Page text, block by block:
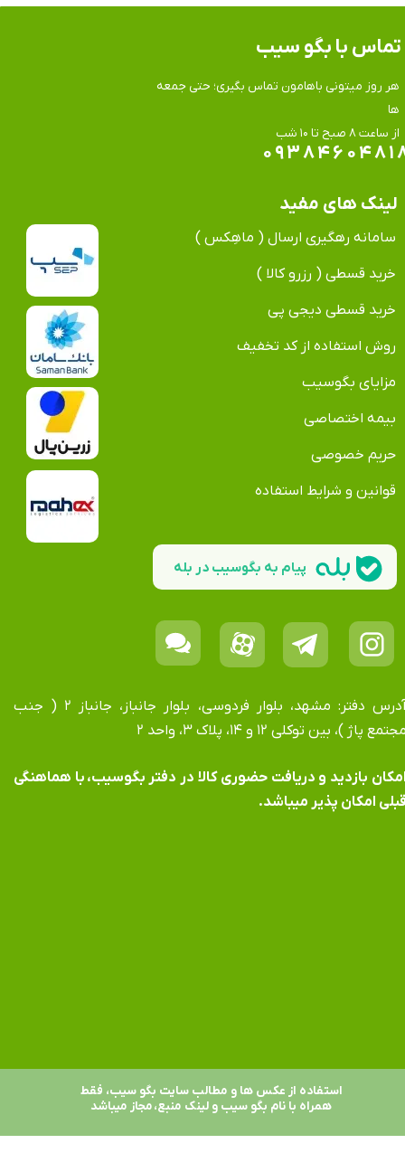
هر روز میتونی باهامون تماس بگیری؛ حتی جمعه
ها
​​​​​​​از ساعت ۸ صبح تا ۱۰ شب
تماس​​​​​​​ با بگو سیب
لینک های مفید
سامانه رهگیری ارسال ( ماهِکس )
خرید قسطی ( رزرو کالا )
خرید قسطی دیجی پی
روش استفاده از کد تخفیف
مزایای بگوسیب
بیمه اختصاصی
حریم خصوصی
قوانین و شرایط استفاده
آدرس دفتر: مشهد، بلوار فردوسی، بلوار جانباز، جانباز ۲ ( جنب
پاژ )، بین توکلی ۱۲ و ۱۴، پلاک ۳، واحد ۲
بازدید و دریافت حضوری کالا در دفتر بگوسیب، با هماهنگی
امکان پذیر میباشد.
پیام به بگوسیب در بله
استفاده از عکس ها و مطالب سایت بگو سیب، فقط
همراه با نام بگو سیب و لینک منبع، مجاز میباشد